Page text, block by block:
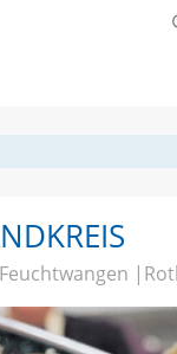
Feuchtwangen